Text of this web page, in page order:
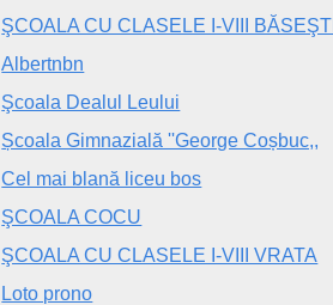
ŞCOALA CU CLASELE I-VIII BĂSEŞTI
Albertnbn
Şcoala Dealul Leului
Școala Gimnazială ''George Coșbuc,,
Cel mai blană liceu bos
ŞCOALA COCU
ŞCOALA CU CLASELE I-VIII VRATA
Loto prono